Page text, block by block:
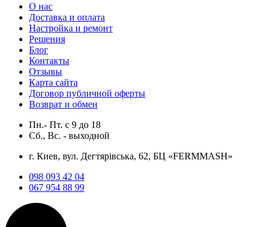
О нас
Доставка и оплата
Настройка и ремонт
Решения
Блог
Контакты
Отзывы
Карта сайта
Договор публичной оферты
Возврат и обмен
Пн.- Пт. с 9 до 18
Сб., Вс. - выходной
г. Киев, вул. Дегтярівська, 62, БЦ «FERMMASH»
098 093 42 04
067 954 88 99